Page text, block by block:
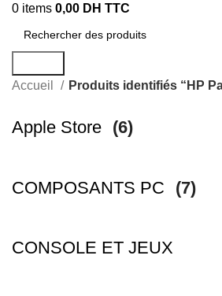
0 items 0,00 DH TTC
Accueil
Produits identifiés “HP
Apple Store (6)
COMPOSANTS PC (7)
CONSOLE ET JEUX